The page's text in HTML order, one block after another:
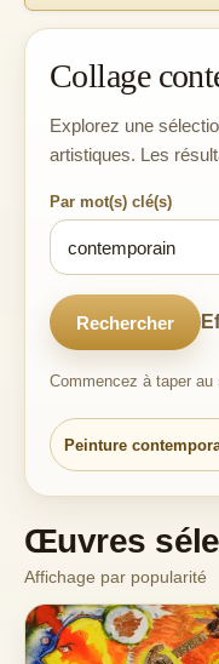
Collage
Explorez une
artistiques. Les
Par mot(s) clé(s)
Rechercher
Commencez à taper
Peinture
Œuvres
Affichage par popularité